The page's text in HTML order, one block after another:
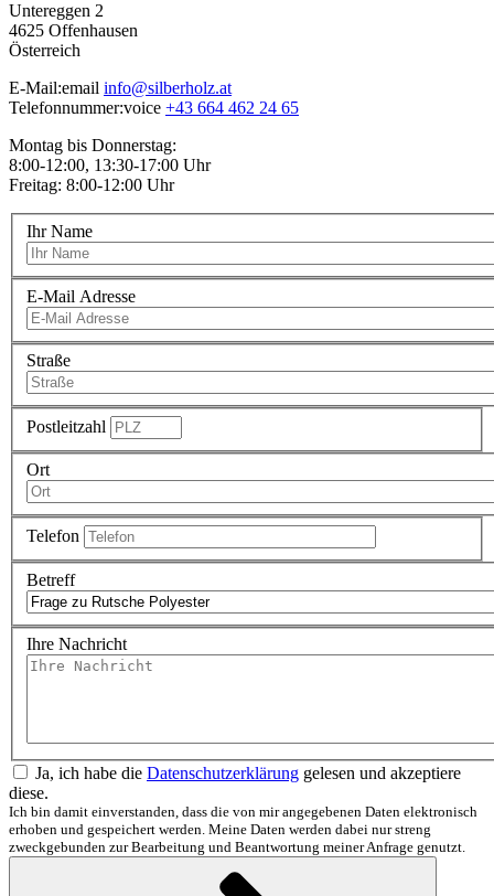
Untereggen 2
4625 Offenhausen
Österreich
E-Mail:email info@silberholz.at
Telefonnummer:voice +43 664 462 24 65
Montag bis Donnerstag:
8:00-12:00, 13:30-17:00 Uhr
Freitag: 8:00-12:00 Uhr
Ihr Name
E-Mail Adresse
Straße
Postleitzahl
Ort
Telefon
Betreff
Ihre Nachricht
Ja, ich habe die Datenschutzerklärung gelesen und akzeptiere
diese.
Ich bin damit einverstanden, dass die von mir angegebenen Daten elektronisch
erhoben und gespeichert werden. Meine Daten werden dabei nur streng
zweckgebunden zur Bearbeitung und Beantwortung meiner Anfrage genutzt.